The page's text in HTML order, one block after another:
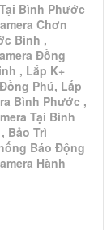
Bình Phước
Chơn
Bình ,
Đồng
, Lắp K+
Phú, Lắp
Bình Phước ,
Tại Bình
Bảo Trì
Báo Động
Hành